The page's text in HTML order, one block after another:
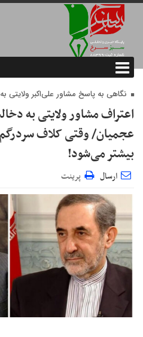
نگاهی به پاسخ مشاور علی‌اکبر ولایتی
اعتراف مشاور ولایتی به
عجمیان/ وقتی کلاف
بیشتر می‌شود!
ارسال پرینت